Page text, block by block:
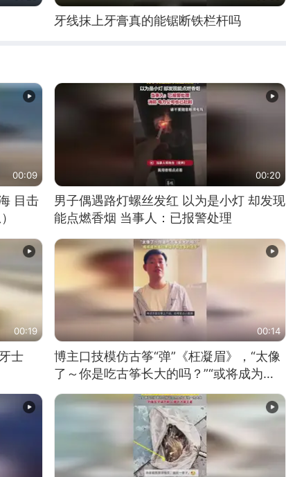
牙线抹上牙膏真的能锯断铁栏杆吗
00:09
目击
00:20
男子偶遇路灯螺丝发红 以为是小灯 却发现
能点燃香烟 当事人：已报警处理
00:19
士
00:14
博主口技模仿古筝“弹”《枉凝眉》，“太像
了～你是吃古筝长大的吗？”“或将成为首
位考级不带古筝的选手。”（来源：新华每
日电讯）